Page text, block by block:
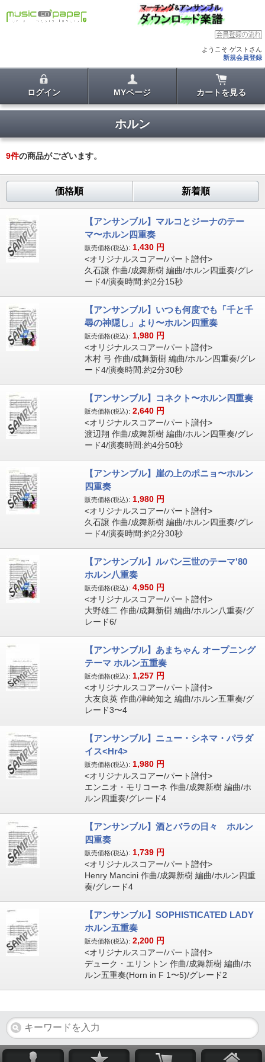
ようこそ ゲストさん
新規会員登録
ログイン MYページ カートを見る
ホルン
9件の商品がございます。
価格順 新着順
【アンサンブル】マルコとジーナのテー
マ〜ホルン四重奏
販売価格(税込): 1,430 円
<オリジナルスコアー/パート譜付>
久石譲 作曲/成舞新樹 編曲/ホルン四重奏/グレ
ード4/演奏時間:約2分15秒
【アンサンブル】いつも何度でも「千と千
尋の神隠し」より〜ホルン四重奏
販売価格(税込): 1,980 円
<オリジナルスコアー/パート譜付>
木村 弓 作曲/成舞新樹 編曲/ホルン四重奏/グレ
ード4/演奏時間:約2分30秒
【アンサンブル】コネクト〜ホルン四重奏
販売価格(税込): 2,640 円
<オリジナルスコアー/パート譜付>
渡辺翔 作曲/成舞新樹 編曲/ホルン四重奏/グレ
ード4/演奏時間:約4分50秒
【アンサンブル】崖の上のポニョ〜ホルン
四重奏
販売価格(税込): 1,980 円
<オリジナルスコアー/パート譜付>
久石譲 作曲/成舞新樹 編曲/ホルン四重奏/グレ
ード4/演奏時間:約2分30秒
【アンサンブル】ルパン三世のテーマ'80
ホルン八重奏
販売価格(税込): 4,950 円
<オリジナルスコアー/パート譜付>
大野雄二 作曲/成舞新樹 編曲/ホルン八重奏/グ
レード6/
【アンサンブル】あまちゃん オープニング
テーマ ホルン五重奏
販売価格(税込): 1,257 円
<オリジナルスコアー/パート譜付>
大友良英 作曲/津崎知之 編曲/ホルン五重奏/グ
レード3〜4
【アンサンブル】ニュー・シネマ・パラダ
イス<Hr4>
販売価格(税込): 1,980 円
<オリジナルスコアー/パート譜付>
エンニオ・モリコーネ 作曲/成舞新樹 編曲/ホ
ルン四重奏/グレード4
【アンサンブル】酒とバラの日々 ホルン
四重奏
販売価格(税込): 1,739 円
<オリジナルスコアー/パート譜付>
Henry Mancini 作曲/成舞新樹 編曲/ホルン四重
奏/グレード4
【アンサンブル】SOPHISTICATED LADY
ホルン五重奏
販売価格(税込): 2,200 円
<オリジナルスコアー/パート譜付>
デューク・エリントン 作曲/成舞新樹 編曲/ホ
ルン五重奏(Horn in F 1〜5)/グレード2